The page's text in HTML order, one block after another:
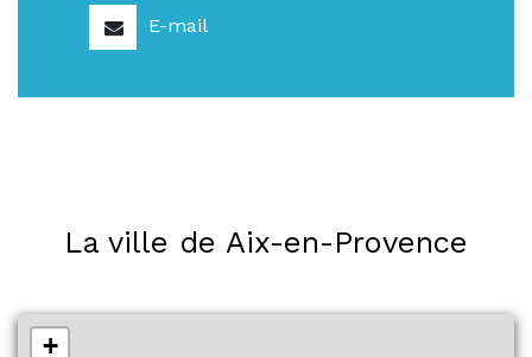
E-mail
La ville de Aix-en-Provence
+